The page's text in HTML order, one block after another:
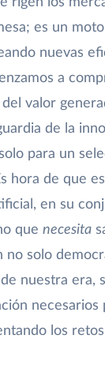
es un
nuevas
a
valor
de la
para un
hora de que
en su
que necesita
no solo
nuestra era,
necesarios
los